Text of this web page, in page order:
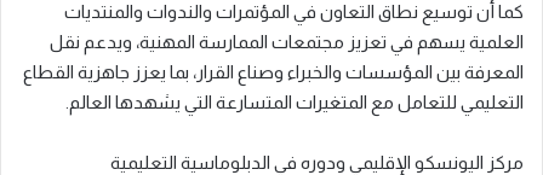
كما أن توسيع نطاق التعاون في المؤتمرات والندوات والمنتديات
العلمية يسهم في تعزيز مجتمعات الممارسة المهنية، ويدعم نقل
المعرفة بين المؤسسات والخبراء وصناع القرار، بما يعزز جاهزية القطاع
التعليمي للتعامل مع المتغيرات المتسارعة التي يشهدها العالم.
مركز اليونسكو الإقليمي ودوره في الدبلوماسية التعليمية